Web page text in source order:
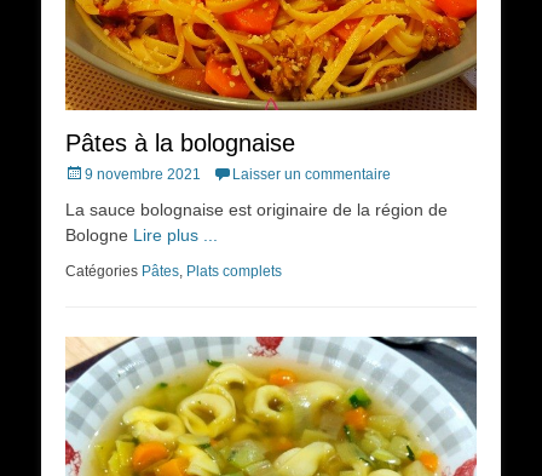
Pâtes à la bolognaise
Posted
9 novembre 2021 Laisser un commentaire
La sauce bolognaise est originaire de la région de
Bologne Lire plus ...
Catégories Pâtes, Plats complets